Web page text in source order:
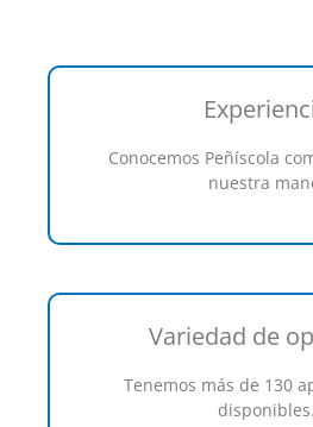
Conocemos Peñíscola
nuestra
Variedad de
Tenemos más de 130
disponibles.